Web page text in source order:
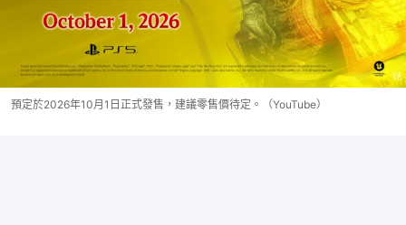
預定於2026年10月1日正式發售，建議零售價待定。（YouTube）